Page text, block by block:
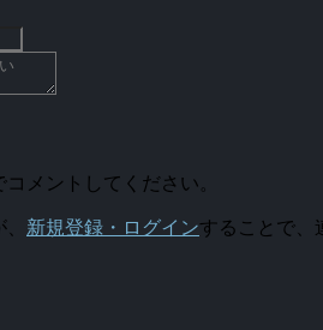
メントしてください。
新規登録・ログインすることで、